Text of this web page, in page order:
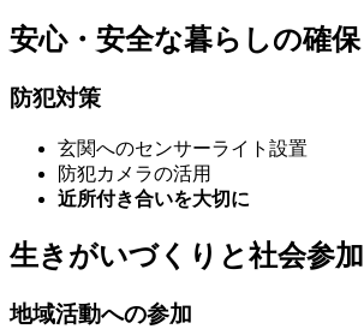
安心・安全な暮らしの確保
防犯対策
玄関へのセンサーライト設置
防犯カメラの活用
近所付き合いを大切に
生きがいづくりと社会参加
地域活動への参加